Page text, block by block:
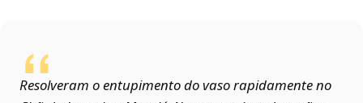
Resolveram o entupimento do vaso rapidamente no